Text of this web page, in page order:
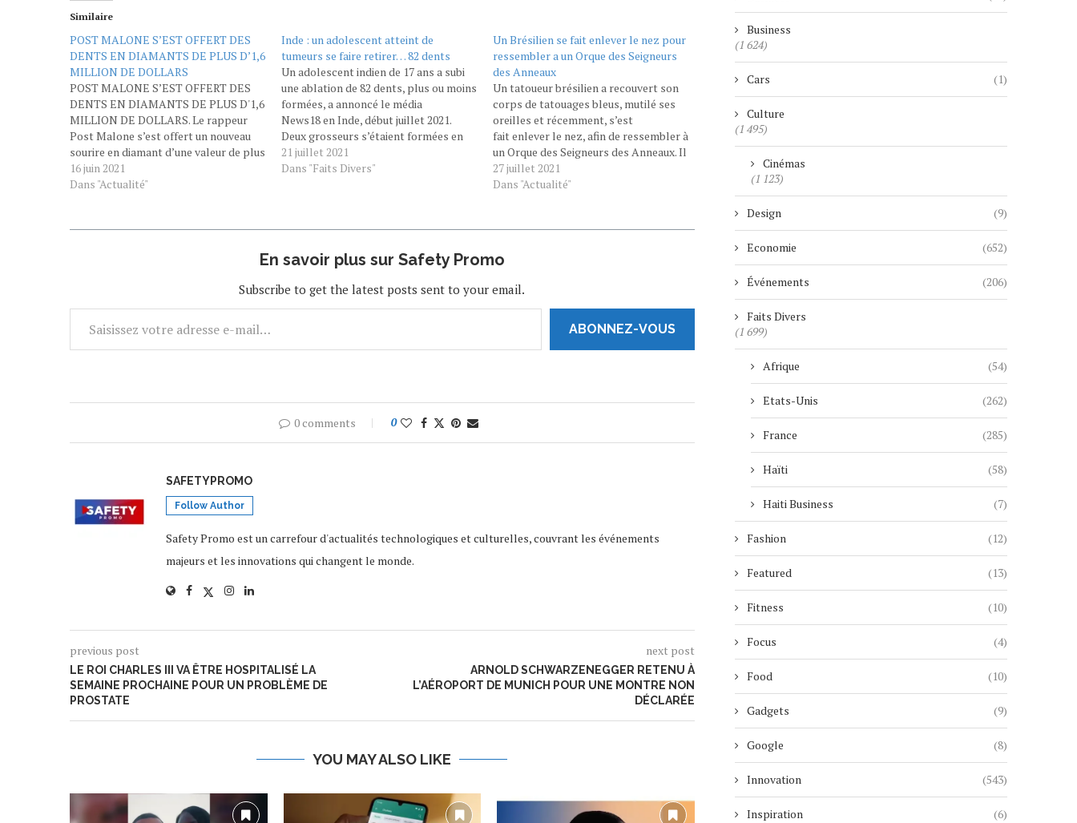
Similaire
POST MALONE S’EST OFFERT DES
DENTS EN DIAMANTS DE PLUS D’1,6
MILLION DE DOLLARS
POST MALONE S’EST OFFERT DES
DENTS EN DIAMANTS DE PLUS D'1,6
MILLION DE DOLLARS. Le rappeur
Post Malone s’est offert un nouveau
sourire en diamant d’une valeur de plus
d'1,6 million de dollars (soit plus d’1,3
million d’euros). Très fier du résultat,
16 juin 2021
Dans "Actualité"
Inde : un adolescent atteint de
tumeurs se faire retirer… 82 dents
Un adolescent indien de 17 ans a subi
une ablation de 82 dents, plus ou moins
formées, a annoncé le média
News18 en Inde, début juillet 2021.
Deux grosseurs s’étaient formées en
quelques années de part et d’autre de
sa mâchoire, créant ainsi des
21 juillet 2021
Dans "Faits Divers"
Un Brésilien se fait enlever le nez pour
ressembler a un Orque des Seigneurs
des Anneaux
Un tatoueur brésilien a recouvert son
corps de tatouages bleus, mutilé ses
oreilles et récemment, s’est
fait enlever le nez, afin de ressembler à
un Orque des Seigneurs des Anneaux. Il
révèle des photographies de lui avant
ses modifications corporelles.
les images ci-dessous : Nez de
vampires…une modification extrême
27 juillet 2021
Dans "Actualité"
En savoir plus sur Safety Promo
Subscribe to get the latest posts sent to your email.
ABONNEZ-VOUS
0 comments 0
SAFETYPROMO
Follow Author
Safety Promo est un carrefour d'actualités technologiques et culturelles, couvrant les événements
majeurs et les innovations qui changent le monde.
previous post
LE ROI CHARLES III VA ÊTRE HOSPITALISÉ LA
SEMAINE PROCHAINE POUR UN PROBLÈME DE
PROSTATE
next post
ARNOLD SCHWARZENEGGER RETENU À
L’AÉROPORT DE MUNICH POUR UNE MONTRE NON
DÉCLARÉE
YOU MAY ALSO LIKE
Business
(1 624)
Cars (1)
Culture
(1 495)
Cinémas
(1 123)
Design (9)
Economie (652)
Événements (206)
Faits Divers
(1 699)
Afrique (54)
Etats-Unis (262)
France (285)
Haïti (58)
Haiti Business (7)
Fashion (12)
Featured (13)
Fitness (10)
Focus (4)
Food (10)
Gadgets (9)
Google (8)
Innovation (543)
Inspiration (6)